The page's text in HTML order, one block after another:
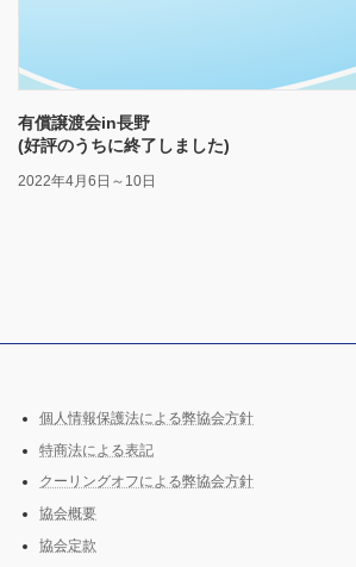
有償譲渡会in長野
(好評のうちに終了しました)
2022年4月6日～10日
個人情報保護法による弊協会方針
特商法による表記
クーリングオフによる弊協会方針
協会概要
協会定款